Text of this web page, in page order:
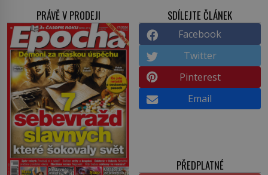
PRÁVĚ V PRODEJI SDÍLEJTE ČLÁNEK
Facebook
Twitter
Pinterest
Email
PŘEDPLATNÉ